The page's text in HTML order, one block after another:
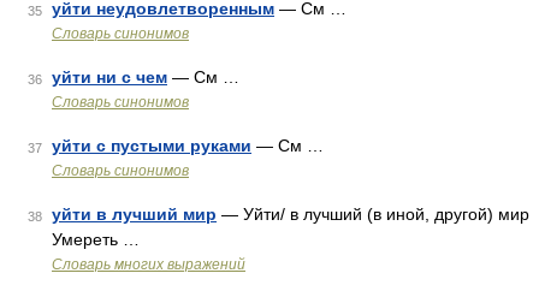
35 уйти неудовлетворенным — См …
Словарь синонимов
36 уйти ни с чем — См …
Словарь синонимов
37 уйти с пустыми руками — См …
Словарь синонимов
38 уйти в лучший мир — Уйти/ в лучший (в иной, другой) мир
Умереть …
Словарь многих выражений